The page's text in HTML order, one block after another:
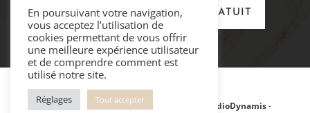
RÉALISEZ VOTRE DEVIS GRATUIT
© 2026 – Dorion Mobilier - Site réalisé par StudioDynamis-
En poursuivant votre navigation,
vous acceptez l’utilisation de
cookies permettant de vous offrir
une meilleure expérience utilisateur
et de comprendre comment est
utilisé notre site.
Réglages Tout accepter